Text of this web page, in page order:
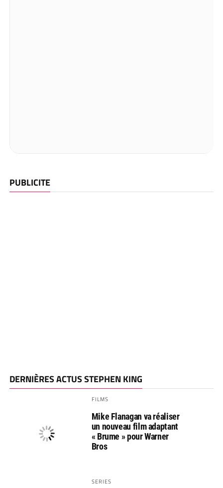
PUBLICITE
DERNIÈRES ACTUS STEPHEN KING
FILMS
Mike Flanagan va réaliser
un nouveau film adaptant
« Brume » pour Warner
Bros
SERIES